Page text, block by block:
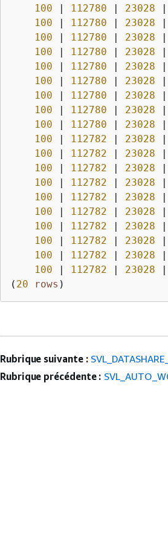
100
| 112780 | 23028 |
100
| 112780 | 23028 |
100
| 112780 | 23028 |
100
| 112780 | 23028 |
100
| 112780 | 23028 |
100
| 112780 | 23028 |
100
| 112780 | 23028 |
100
| 112780 | 23028 |
100
| 112780 | 23028 |
100
| 112782 | 23028 |
100
| 112782 | 23028 |
100
| 112782 | 23028 |
100
| 112782 | 23028 |
100
| 112782 | 23028 |
100
| 112782 | 23028 |
100
| 112782 | 23028 |
100
| 112782 | 23028 |
100
| 112782 | 23028 |
100
| 112782 | 23028 |
( 20 rows
Rubrique suivante :
Rubrique précédente :